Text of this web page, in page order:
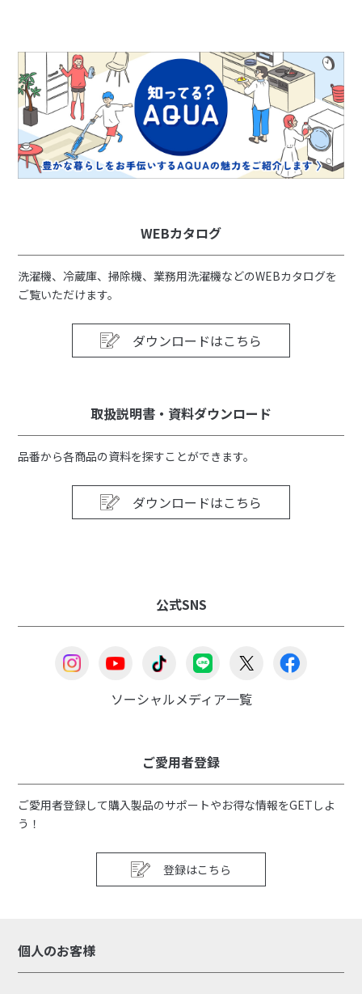
WEBカタログ
洗濯機、冷蔵庫、掃除機、業務用洗濯機などのWEBカタログを
ご覧いただけます。
ダウンロードはこちら
取扱説明書・資料ダウンロード
品番から各商品の資料を探すことができます。
ダウンロードはこちら
公式SNS
ソーシャルメディア一覧
ご愛用者登録
ご愛用者登録して購入製品のサポートやお得な情報をGETしよ
う！
登録はこちら
個人のお客様